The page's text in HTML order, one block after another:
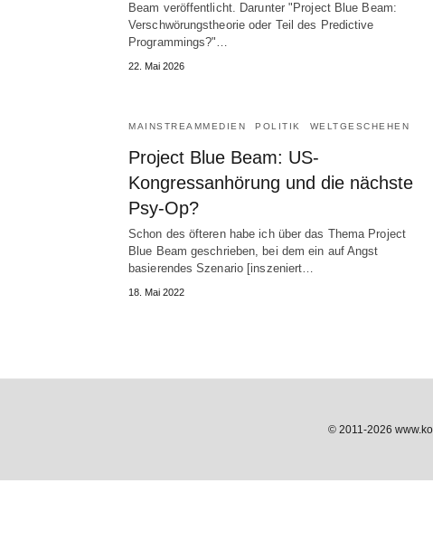
Beam veröffentlicht. Darunter "Project Blue Beam:
Verschwörungstheorie oder Teil des Predictive
Programmings?"…
22. Mai 2026
MAINSTREAMMEDIEN POLITIK WELTGESCHEHEN
Project Blue Beam: US-
Kongressanhörung und die nächste
Psy-Op?
Schon des öfteren habe ich über das Thema Project
Blue Beam geschrieben, bei dem ein auf Angst
basierendes Szenario [inszeniert…
18. Mai 2022
© 2011-2026